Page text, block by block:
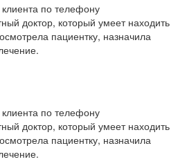
по телефону
доктор, который умеет находить
пациентку, назначила
по телефону
доктор, который умеет находить
пациентку, назначила